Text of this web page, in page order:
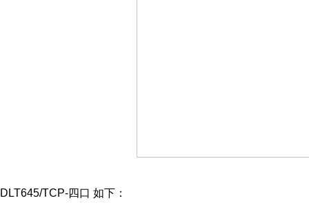
DLT645/TCP-四口 如下：